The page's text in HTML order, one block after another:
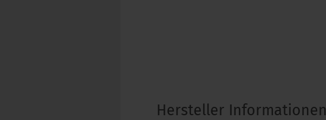
Hersteller Informationen